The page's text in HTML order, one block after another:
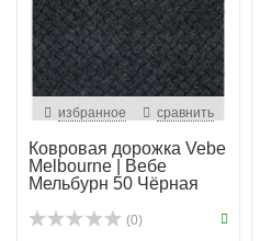
избранное сравнить
Ковровая дорожка Vebe
Melbourne | Вебе
Мельбурн 50 Чёрная
(0)